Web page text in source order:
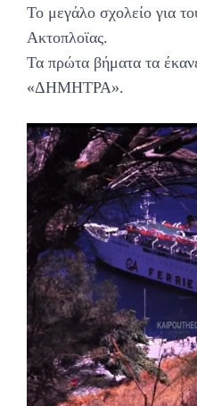
Το μεγάλο σχολείο για
Ακτοπλοϊας.
Τα πρώτα βήματα τα
«ΔΗΜΗΤΡΑ».